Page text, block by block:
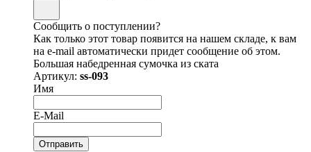
Сообщить о поступлении?
Как только этот товар появится на нашем складе, к вам
на e-mail автоматически придет сообщение об этом.
Большая набедренная сумочка из ската
Артикул: ss-093
Имя
E-Mail